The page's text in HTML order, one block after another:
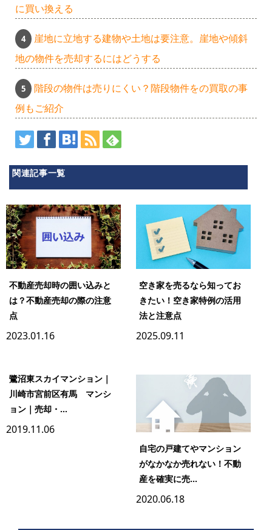
に買い換える
崖地に立地する建物や土地は要注意。崖地や傾斜
地の物件を売却するにはどうする
階段の物件は売りにくい？階段物件をの買取の事
例もご紹介
関連記事一覧
不動産売却時の囲い込みと
は？不動産売却の際の注意
点
2023.01.16
空き家を売るなら知ってお
きたい！空き家特例の活用
法と注意点
2025.09.11
鷺沼東スカイマンション｜
川崎市宮前区有馬 マンシ
ョン｜売却・...
2019.11.06
自宅の戸建てやマンション
がなかなか売れない！不動
産を確実に売...
2020.06.18